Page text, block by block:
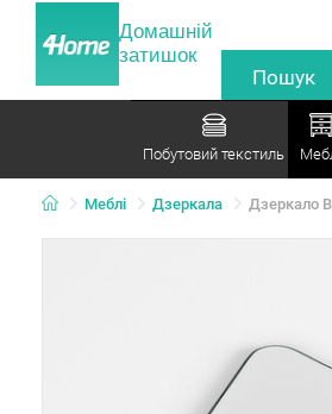
Домашній
затишок
Побутовий текстиль
Меблі Дзеркала Дзеркало